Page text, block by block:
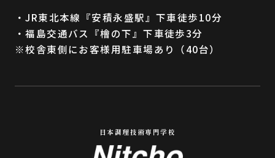
・JR東北本線『安積永盛駅』下車徒歩10分
・福島交通バス『檜の下』下車徒歩3分
※校舎東側にお客様用駐車場あり（40台）
日本調理技術専門学校